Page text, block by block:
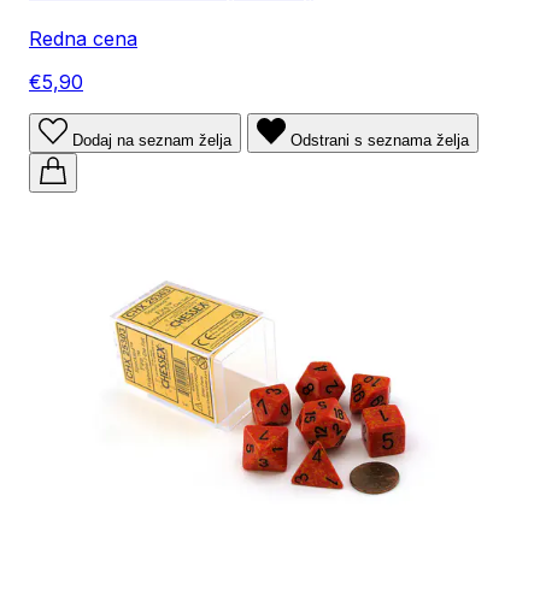
Redna cena
€5,90
Dodaj na seznam želja Odstrani s seznama želja